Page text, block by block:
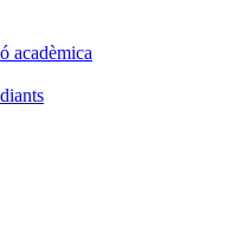
acadèmica